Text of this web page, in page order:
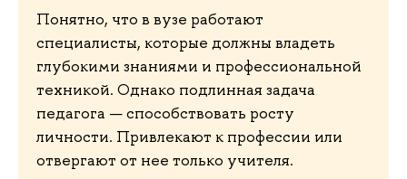
Понятно, что в вузе работают
специалисты, которые должны владеть
глубокими знаниями и профессиональной
техникой. Однако подлинная задача
педагога — способствовать росту
личности. Привлекают к профессии или
отвергают от нее только учителя.